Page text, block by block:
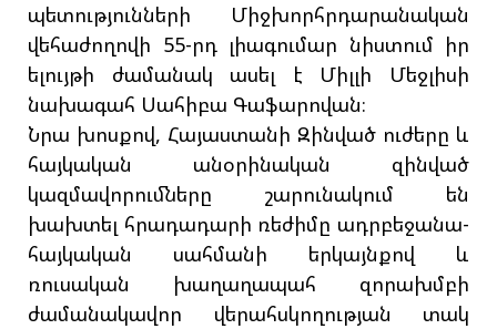
պետությունների Միջխորհրդարանական
վեհաժողովի 55-րդ լիագումար նիստում իր
ելույթի ժամանակ ասել է Միլլի Մեջլիսի
նախագահ Սահիբա Գաֆարովան։
Նրա խոսքով, Հայաստանի Զինված ուժերը և
հայկական անօրինական զինված
կազմավորումները շարունակում են
խախտել հրադադարի ռեժիմը ադրբեջանա-
հայկական սահմանի երկայնքով և
ռուսական խաղաղապահ զորախմբի
ժամանակավոր վերահսկողության տակ